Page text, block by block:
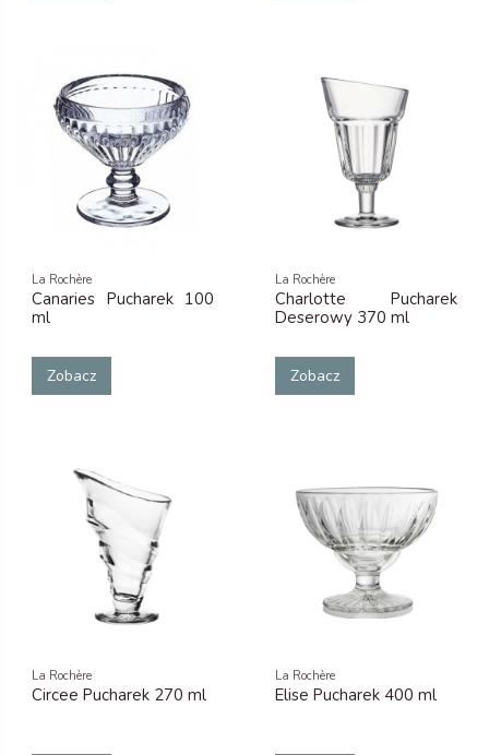
La Rochère
Canaries Pucharek 100
ml
Zobacz
La Rochère
Charlotte Pucharek
Deserowy 370 ml
Zobacz
La Rochère
Circee Pucharek 270 ml
La Rochère
Elise Pucharek 400 ml